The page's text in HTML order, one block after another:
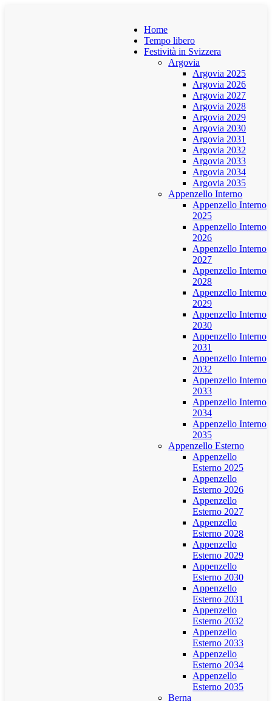
Home
Tempo libero
Festività in Svizzera
Argovia
Argovia 2025
Argovia 2026
Argovia 2027
Argovia 2028
Argovia 2029
Argovia 2030
Argovia 2031
Argovia 2032
Argovia 2033
Argovia 2034
Argovia 2035
Appenzello Interno
Appenzello Interno
2025
Appenzello Interno
2026
Appenzello Interno
2027
Appenzello Interno
2028
Appenzello Interno
2029
Appenzello Interno
2030
Appenzello Interno
2031
Appenzello Interno
2032
Appenzello Interno
2033
Appenzello Interno
2034
Appenzello Interno
2035
Appenzello Esterno
Appenzello
Esterno 2025
Appenzello
Esterno 2026
Appenzello
Esterno 2027
Appenzello
Esterno 2028
Appenzello
Esterno 2029
Appenzello
Esterno 2030
Appenzello
Esterno 2031
Appenzello
Esterno 2032
Appenzello
Esterno 2033
Appenzello
Esterno 2034
Appenzello
Esterno 2035
Berna